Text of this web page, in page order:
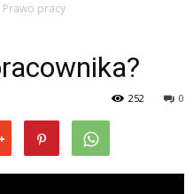
Prawo pracy
0
252